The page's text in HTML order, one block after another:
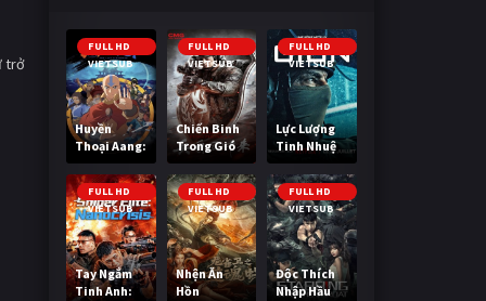
trở
FULL HD
VIETSUB
Huyền
Thoại Aang:
Tiết Khí Sư
Cuối Cùng
FULL HD
VIETSUB
Chiến Binh
Trong Gió
FULL HD
VIETSUB
Lực Lượng
Tinh Nhuệ
FULL HD
VIETSUB
Tay Ngắm
Tinh Anh:
FULL HD
VIETSUB
Nhện Ăn
Hồn
FULL HD
VIETSUB
Độc Thích
Nhập Hầu